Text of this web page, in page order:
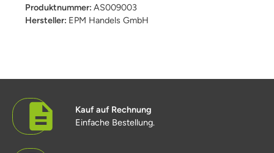
Produktnummer: AS009003
Hersteller: EPM Handels GmbH
Kauf auf Rechnung
Einfache Bestellung.